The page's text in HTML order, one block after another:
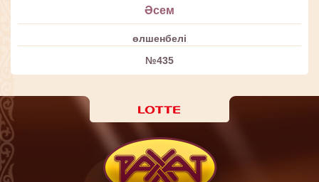
Әсем
өлшенбелі
№435